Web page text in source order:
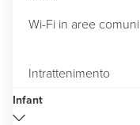
Wi-Fi in aree comuni
Intrattenimento
Infant